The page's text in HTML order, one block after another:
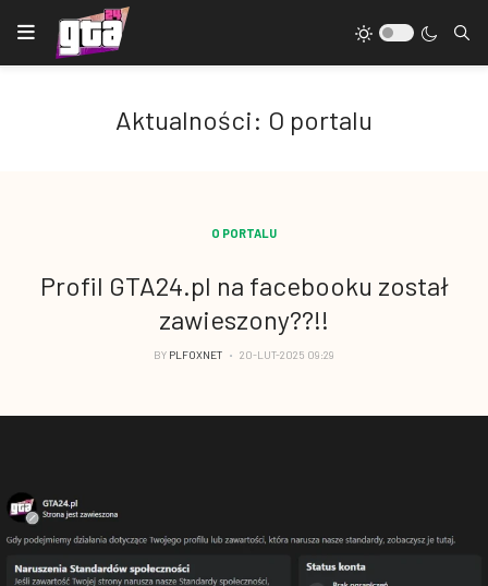
Aktualności: O portalu
O PORTALU
Profil GTA24.pl na facebooku został
zawieszony??!!
BY PLFOXNET 20-LUT-2025 09:29